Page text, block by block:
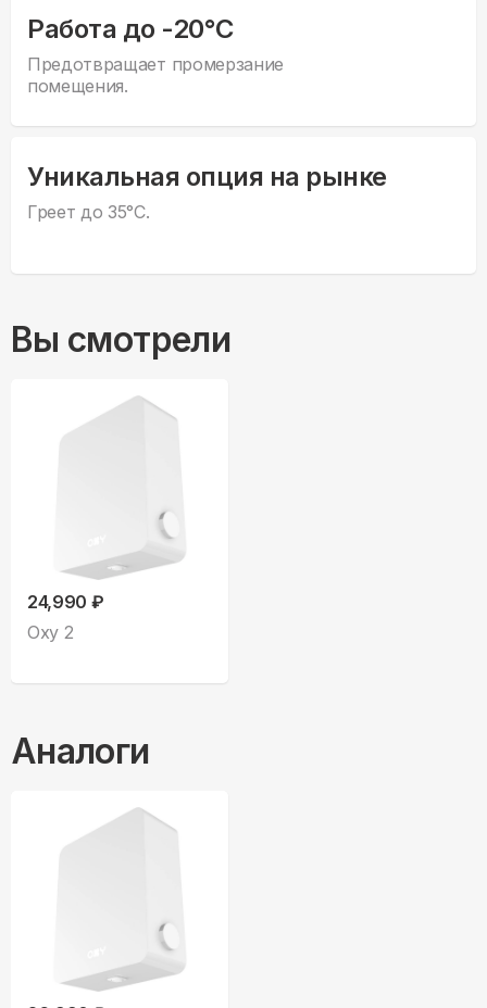
Работа до -20°С
Предотвращает промерзание
помещения.
Уникальная опция на рынке
Греет до 35°С.
Вы смотрели
24,990 ₽
Oxy 2
Аналоги